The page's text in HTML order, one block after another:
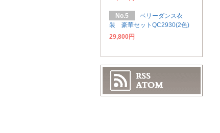
No.5
ベリーダンス衣
装 豪華セットQC2930(2色)
29,800円